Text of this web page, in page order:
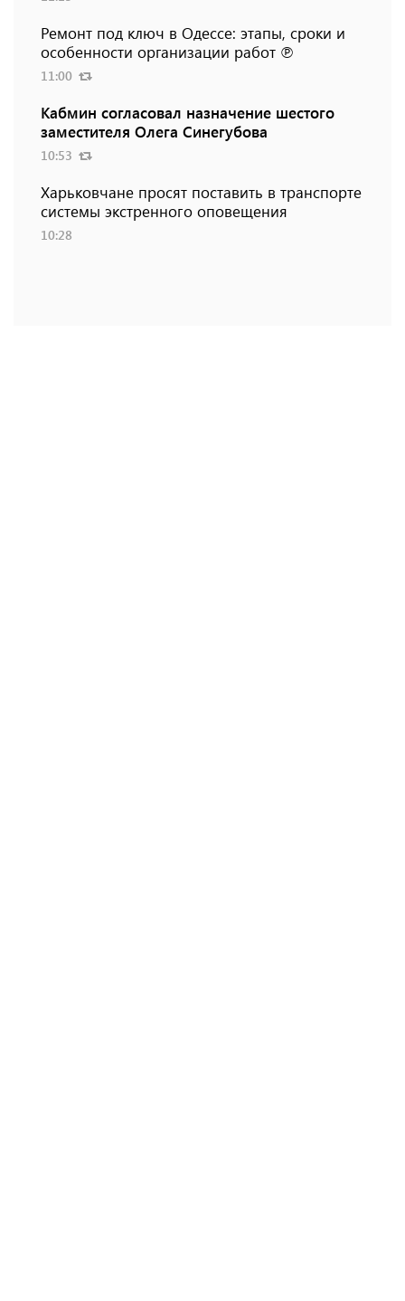
Ремонт под ключ в Одессе: этапы, сроки и
особенности организации работ ℗
11:00
Кабмин согласовал назначение шестого
заместителя Олега Синегубова
10:53
Харьковчане просят поставить в транспорте
системы экстренного оповещения
10:28